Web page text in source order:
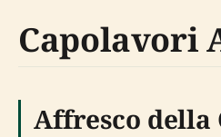
Capolavori
Affresco della